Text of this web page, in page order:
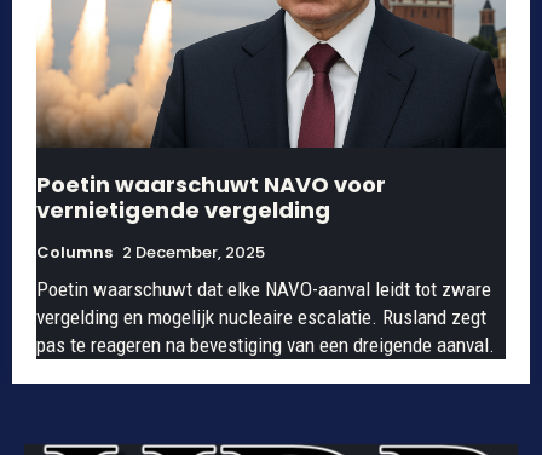
Poetin waarschuwt NAVO voor
vernietigende vergelding
Columns 2 December, 2025
Poetin waarschuwt dat elke NAVO-aanval leidt tot zware
vergelding en mogelijk nucleaire escalatie. Rusland zegt
pas te reageren na bevestiging van een dreigende aanval.